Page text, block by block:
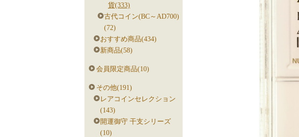
貨(333)
古代コイン(BC～AD700)
(72)
おすすめ商品(434)
新商品(58)
会員限定商品(10)
その他(191)
レアコインセレクション
(143)
開運御守 干支シリーズ
(10)